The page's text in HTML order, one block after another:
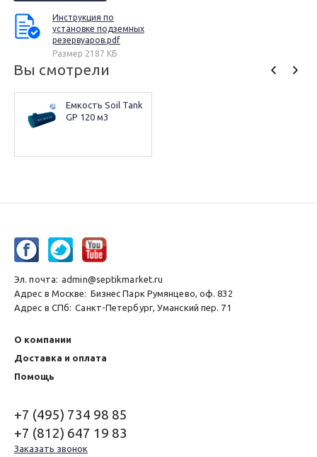
Инструкция по
установке подземных
резервуаров.pdf
Размер 2187 КБ
Вы смотрели
Емкость Soil Tank
GP 120 м3
Эл. почта: admin@septikmarket.ru
Адрес в Москве: Бизнес Парк Румянцево, оф. 832
Адрес в СПб: Санкт-Петербург, Уманский пер. 71
О компании
Доставка и оплата
Помощь
+7 (495) 734 98 85
+7 (812) 647 19 83
Заказать звонок